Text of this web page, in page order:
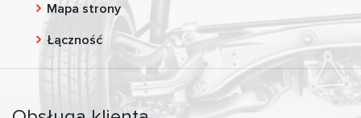
Mapa strony
Łączność